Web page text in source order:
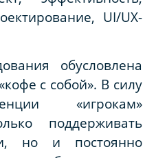
UI/UX-
обусловлена
с собой». В силу
«игрокам»
поддерживать
но и постоянно